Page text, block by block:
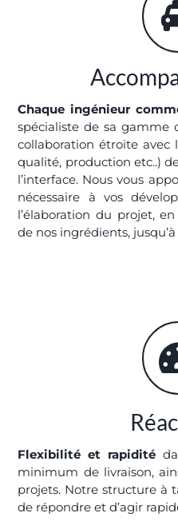
Chaque ingénieur
spécialiste de sa gamme
collaboration étroite avec
qualité, production etc..)
l’interface. Nous vous
nécessaire à vos
l’élaboration du projet,
de nos ingrédients,
Flexibilité et rapidité
minimum de livraison,
projets. Notre structure à
de répondre et d’agir